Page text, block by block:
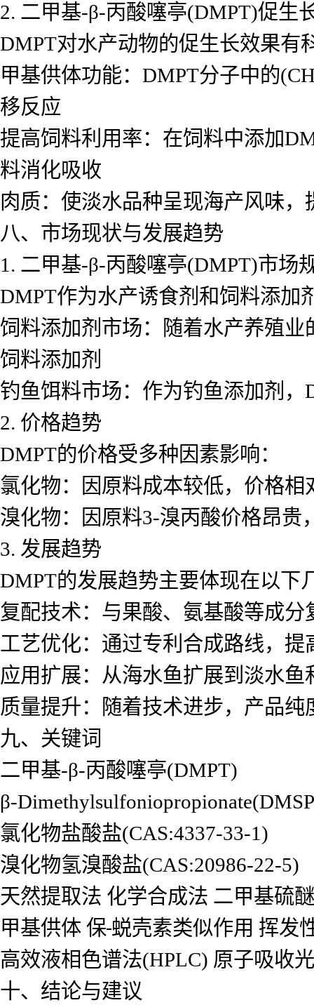
2. 二甲基-β-丙酸噻亭(DMPT)促生
DMPT对水产动物的促生长效果有
甲基供体功能：DMPT分子中的
移反应
提高饲料利用率：在饲料中添加
料消化吸收
肉质：使淡水品种呈现海产风味，
八、市场现状与发展趋势
1. 二甲基-β-丙酸噻亭(DMPT)市场
DMPT作为水产诱食剂和饲料添加
饲料添加剂市场：随着水产养殖
饲料添加剂
钓鱼饵料市场：作为钓鱼添加剂
2. 价格趋势
DMPT的价格受多种因素影响：
氯化物：因原料成本较低，价格
溴化物：因原料3-溴丙酸价格昂贵
3. 发展趋势
DMPT的发展趋势主要体现在以下
复配技术：与果酸、氨基酸等成
工艺优化：通过专利合成路线，提
应用扩展：从海水鱼扩展到淡水
质量提升：随着技术进步，产品纯
九、关键词
二甲基-β-丙酸噻亭(DMPT)
β-
氯化物盐酸盐(CAS:4337-33-1)
溴化物氢溴酸盐(CAS:20986-22-5)
天然提取法 化学合成法 二甲基硫
甲基供体 保 蜕壳素类似作用 挥发
高效液相色谱法(HPLC) 原子吸收
十、结论与建议